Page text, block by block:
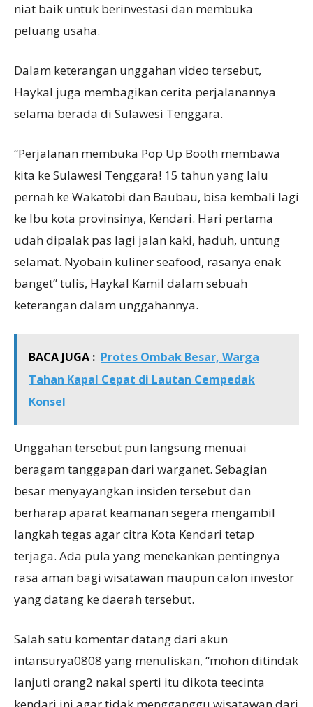
niat baik untuk berinvestasi dan membuka
peluang usaha.
Dalam keterangan unggahan video tersebut,
Haykal juga membagikan cerita perjalanannya
selama berada di Sulawesi Tenggara.
“Perjalanan membuka Pop Up Booth membawa
kita ke Sulawesi Tenggara! 15 tahun yang lalu
pernah ke Wakatobi dan Baubau, bisa kembali lagi
ke Ibu kota provinsinya, Kendari. Hari pertama
udah dipalak pas lagi jalan kaki, haduh, untung
selamat. Nyobain kuliner seafood, rasanya enak
banget” tulis, Haykal Kamil dalam sebuah
keterangan dalam unggahannya.
BACA JUGA : Protes Ombak Besar, Warga
Tahan Kapal Cepat di Lautan Cempedak
Konsel
Unggahan tersebut pun langsung menuai
beragam tanggapan dari warganet. Sebagian
besar menyayangkan insiden tersebut dan
berharap aparat keamanan segera mengambil
langkah tegas agar citra Kota Kendari tetap
terjaga. Ada pula yang menekankan pentingnya
rasa aman bagi wisatawan maupun calon investor
yang datang ke daerah tersebut.
Salah satu komentar datang dari akun
intansurya0808 yang menuliskan, “mohon ditindak
lanjuti orang2 nakal sperti itu dikota teecinta